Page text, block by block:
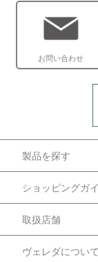
お問い合わせ
製品を探す
ショッピングガ
取扱店舗
ヴェレダについて